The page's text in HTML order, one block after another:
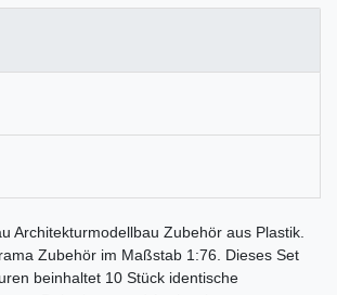
Architekturmodellbau Zubehör aus Plastik.
Zubehör im Maßstab 1:76. Dieses Set
beinhaltet 10 Stück identische